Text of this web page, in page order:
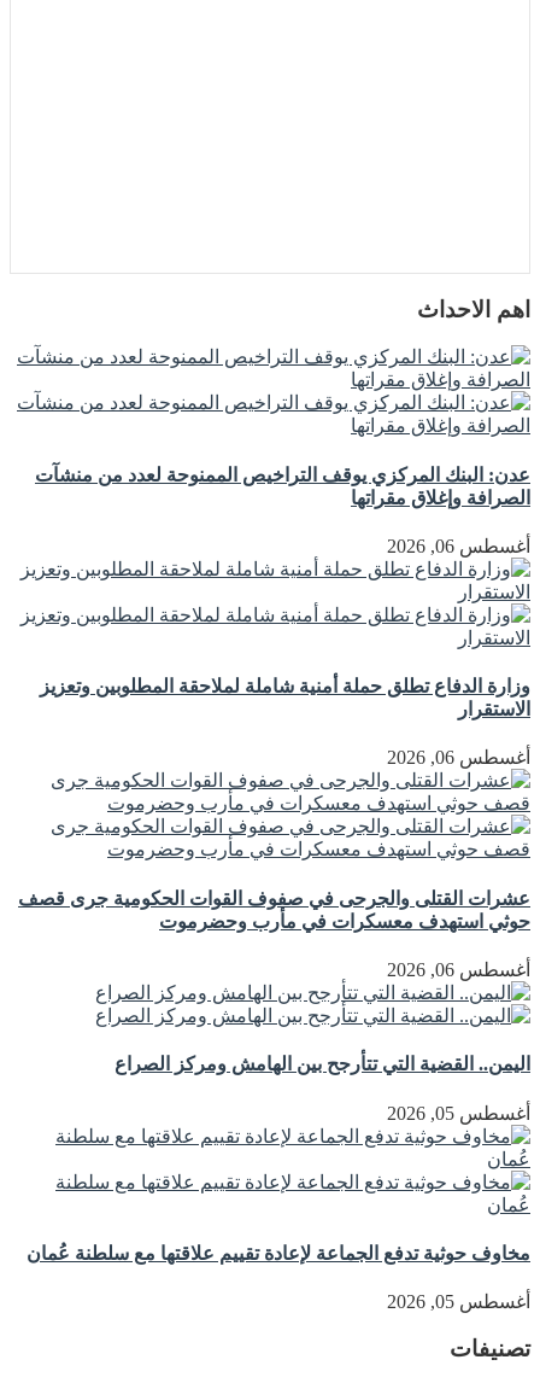
اهم الاحداث
عدن: البنك المركزي يوقف التراخيص الممنوحة لعدد من منشآت
الصرافة وإغلاق مقراتها
أغسطس 06, 2026
وزارة الدفاع تطلق حملة أمنية شاملة لملاحقة المطلوبين وتعزيز
الاستقرار
أغسطس 06, 2026
عشرات القتلى والجرحى في صفوف القوات الحكومية جرى قصف
حوثي استهدف معسكرات في مأرب وحضرموت
أغسطس 06, 2026
اليمن.. القضية التي تتأرجح بين الهامش ومركز الصراع
أغسطس 05, 2026
مخاوف حوثية تدفع الجماعة لإعادة تقييم علاقتها مع سلطنة عُمان
أغسطس 05, 2026
تصنيفات